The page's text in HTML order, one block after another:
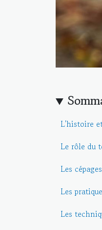
L'histoire
Le rôle du
Les
Les
Les